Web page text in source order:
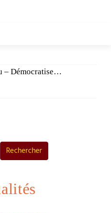
Michel Crépeau – Démocratiser la culture
Rechercher